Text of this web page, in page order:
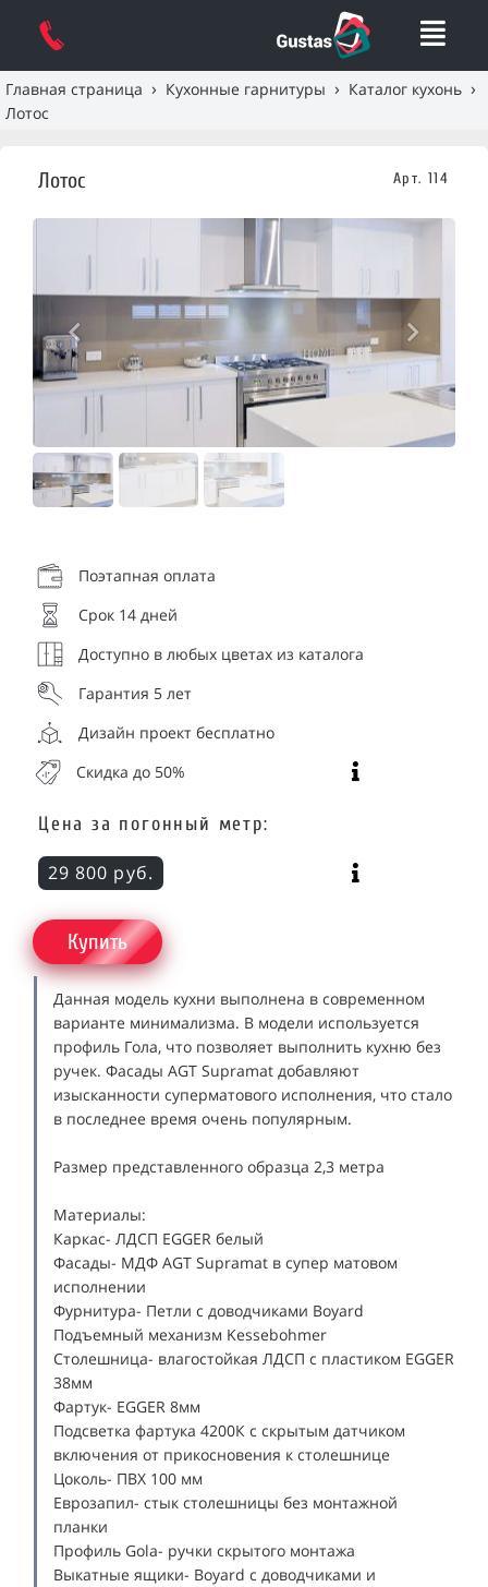
Главная страница › Кухонные гарнитуры › Каталог кухонь ›
Лотос
Лотос Арт. 114
Поэтапная оплата
Срок 14 дней
Доступно в любых цветах из каталога
Гарантия 5 лет
Дизайн проект бесплатно
Скидка до 50%
Цена за погонный метр:
29 800 руб.
Купить
Данная модель кухни выполнена в современном
варианте минимализма. В модели используется
профиль Гола, что позволяет выполнить кухню без
ручек. Фасады AGT Supramat добавляют
изысканности суперматового исполнения, что стало
в последнее время очень популярным.
Размер представленного образца 2,3 метра
Материалы:
Каркас- ЛДСП EGGER белый
Фасады- МДФ AGT Supramat в супер матовом
исполнении
Фурнитура- Петли с доводчиками Boyard
Подъемный механизм Kessebohmer
Столешница- влагостойкая ЛДСП с пластиком EGGER
38мм
Фартук- EGGER 8мм
Подсветка фартука 4200К с скрытым датчиком
включения от прикосновения к столешнице
Цоколь- ПВХ 100 мм
Еврозапил- стык столешницы без монтажной
планки
Профиль Gola- ручки скрытого монтажа
Выкатные ящики- Boyard с доводчиками и